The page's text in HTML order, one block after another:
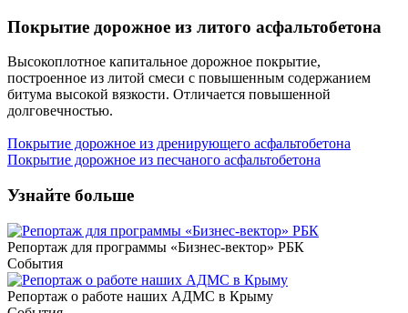
Покрытие дорожное из литого асфальтобетона
Высокоплотное капитальное дорожное покрытие,
построенное из литой смеси с повышенным содержанием
битума высокой вязкости. Отличается повышенной
долговечностью.
Покрытие дорожное из дренирующего асфальтобетона
Покрытие дорожное из песчаного асфальтобетона
Узнайте больше
Репортаж для программы «Бизнес-вектор» РБК
События
Репортаж о работе наших АДМС в Крыму